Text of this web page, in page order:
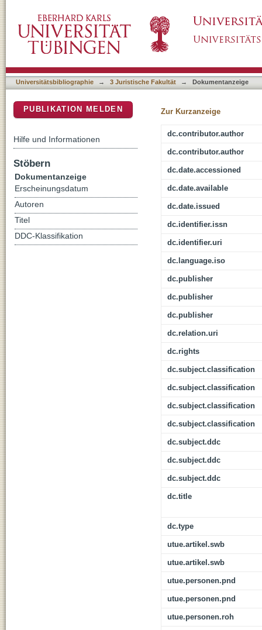
Universitätsbibliographie → 3 Juristische Fakultät → Dokumentanzeige
Zur Kurzanzeige
dc.contributor.author
dc.contributor.author
dc.date.accessioned
dc.date.available
dc.date.issued
dc.identifier.issn
dc.identifier.uri
dc.language.iso
dc.publisher
dc.publisher
dc.publisher
dc.relation.uri
dc.rights
dc.subject.classification
dc.subject.classification
dc.subject.classification
dc.subject.classification
dc.subject.ddc
dc.subject.ddc
dc.subject.ddc
dc.title
dc.type
utue.artikel.swb
utue.artikel.swb
utue.personen.pnd
utue.personen.pnd
utue.personen.roh
PUBLIKATION MELDEN
Hilfe und Informationen
Stöbern
Dokumentanzeige
Erscheinungsdatum
Autoren
Titel
DDC-Klassifikation